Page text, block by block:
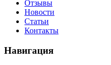
Отзывы
Новости
Статьи
Контакты
Навигация